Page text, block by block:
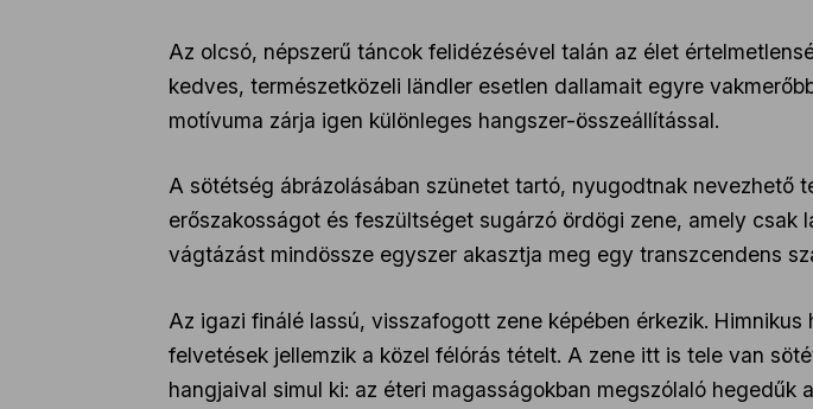
Az olcsó, népszerű táncok felidézésével talán az élet
kedves, természetközeli ländler esetlen dallamait egyre
motívuma zárja igen különleges hangszer-összeállítással.
A sötétség ábrázolásában szünetet tartó, nyugodtnak nevezhető
erőszakosságot és feszültséget sugárzó ördögi zene, amely
vágtázást mindössze egyszer akasztja meg egy transzcendens
Az igazi finálé lassú, visszafogott zene képében érkezik.
felvetések jellemzik a közel félórás tételt. A zene itt is tele van
hangjaival simul ki: az éteri magasságokban megszólaló